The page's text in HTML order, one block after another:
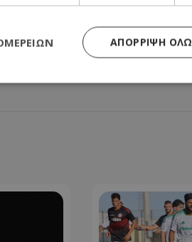
Χιούμορ: Πες μου τι αστεία
πω τι τύπος είσαι
ΑΠΌΡΡΙΨΗ
.lifenewscy.tothemaonline.com
1